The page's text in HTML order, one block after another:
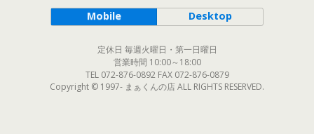
Mobile Desktop
定休日 毎週火曜日・第一日曜日
営業時間 10:00～18:00
TEL 072-876-0892 FAX 072-876-0879
Copyright © 1997- まぁくんの店 ALL RIGHTS RESERVED.